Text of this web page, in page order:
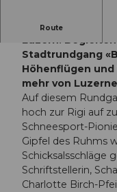
Route
Ein Rundgang
Luzern:
Stadtrundgang
Höhenflügen
mehr von
Auf diesem
hoch zur Rigi auf
Schneesport-
Gipfel des Ruhms
Schicksalsschläge
Schriftstellerin,
Charlotte Birch-